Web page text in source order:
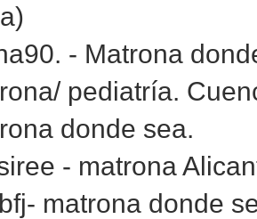
- Matrona
pediatría.
donde sea.
- matrona
matrona donde